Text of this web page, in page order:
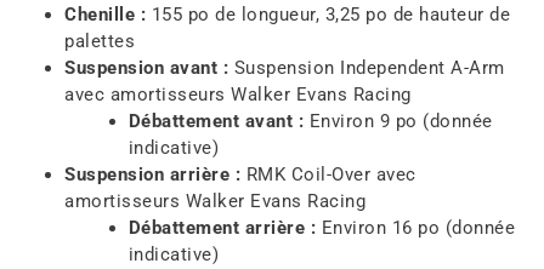
Chenille : 155 po de longueur, 3,25 po de hauteur de
palettes
Suspension avant : Suspension Independent A-Arm
avec amortisseurs Walker Evans Racing
Débattement avant : Environ 9 po (donnée
indicative)
Suspension arrière : RMK Coil-Over avec
amortisseurs Walker Evans Racing
Débattement arrière : Environ 16 po (donnée
indicative)